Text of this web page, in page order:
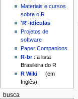
Materiais e cursos
sobre o R
'R'-idículas
Projetos de
software
Paper Companions
R-br: a lista
Brasileira do R
R Wiki
(em
Inglês).
busca